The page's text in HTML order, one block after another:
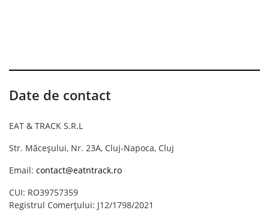
Date de contact
EAT & TRACK S.R.L
Str. Măceșului, Nr. 23A, Cluj-Napoca, Cluj
Email: contact@eatntrack.ro
CUI: RO39757359
Registrul Comerțului: J12/1798/2021